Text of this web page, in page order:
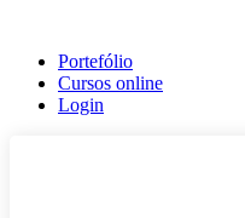
Portefólio
Cursos online
Login